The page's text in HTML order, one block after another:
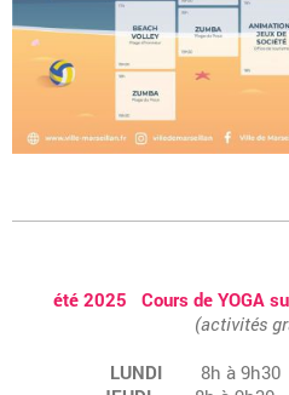
été 2025 Cours de YOGA
(activités
LUNDI 8h à 9h30